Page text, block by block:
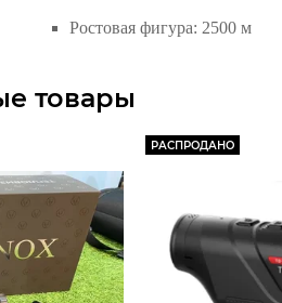
Ростовая фигура: 2500 м
товары
РАСПРОДАНО